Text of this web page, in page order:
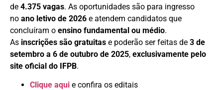
de 4.375 vagas. As oportunidades são para ingresso
no ano letivo de 2026 e atendem candidatos que
concluíram o ensino fundamental ou médio.
As inscrições são gratuitas e poderão ser feitas de 3 de
setembro a 6 de outubro de 2025, exclusivamente pelo
site oficial do IFPB.
Clique aqui e confira os editais